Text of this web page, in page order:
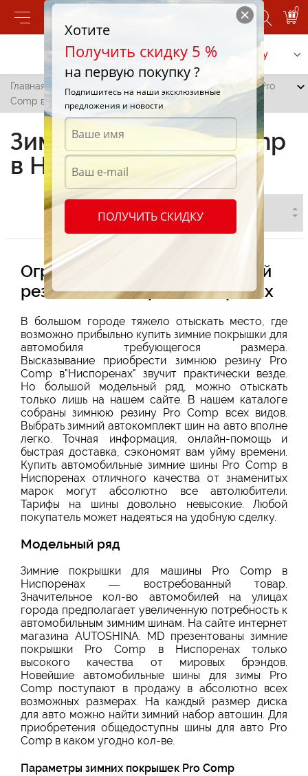
0
Позвонить Заказать услугу
Главная /
Зимние шины Pro
Comp в Ниспоренах
Зимние шины Pro Comp
в Ниспоренах
Огромный ассортимент зимней
резины Pro Comp в Ниспоренах
В большом городе тяжело отыскать место, где
возможно прибыльно купить зимние покрышки для
автомобиля требующегося размера.
Высказывание приобрести зимнюю резину Pro
Comp в"Ниспоренах" звучит практически везде.
Но большой модельный ряд, можно отыскать
только лишь на нашем сайте. В нашем каталоге
собраны зимнюю резину Pro Comp всех видов.
Выбрать зимний автокомплект шин на авто вполне
легко. Точная информация, онлайн-помощь и
быстрая доставка, сэкономят вам уйму времени.
Купить автомобильные зимние шины Pro Comp в
Ниспоренах отличного качества от знаменитых
марок могут абсолютно все автолюбители.
Тарифы на шины довольно невысокие. Любой
покупатель может надеяться на удобную сделку.
Модельный ряд
Зимние покрышки для машины Pro Comp в
Ниспоренах — востребованный товар.
Значительное кол-во автомобилей на улицах
города предполагает увеличенную потребность к
автомобильным зимним шинам. На сайте интернет
магазина AUTOSHINA. MD презентованы зимние
покрышки Pro Comp в Ниспоренах только
высокого качества от мировых брэндов.
Новейшие автомобильные шины для зимы Pro
Comp поступают в продажу в абсолютно всех
возможных размерах. На каждый размер диска
для авто можно найти зимний набор автошин. Для
приобретения общедоступны шины для авто Pro
Comp в каком угодно кол-ве.
Параметры зимних покрышек Pro Comp
Хотите
Получить скидку 5 %
на первую покупку ?
Подпишитесь на наши эксклюзивные
предложения и новости
ПОЛУЧИТЬ СКИДКУ